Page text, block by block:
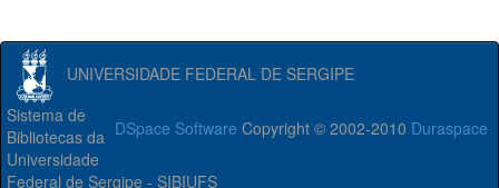
UNIVERSIDADE FEDERAL DE SERGIPE
DSpace Software Copyright © 2002-2010 Duraspace
Sistema de
Bibliotecas da
Universidade
Federal de Sergipe - SIBIUFS